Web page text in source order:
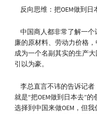
反向思维：把OEM做到日
中国商人都非常了解一个
廉的原材料、劳动力价格
成为一个名副其实的生产
引以为豪。
李总直言不讳的告诉记者
就是“把OEM做到日本去”
选择到中国来做OEM，但